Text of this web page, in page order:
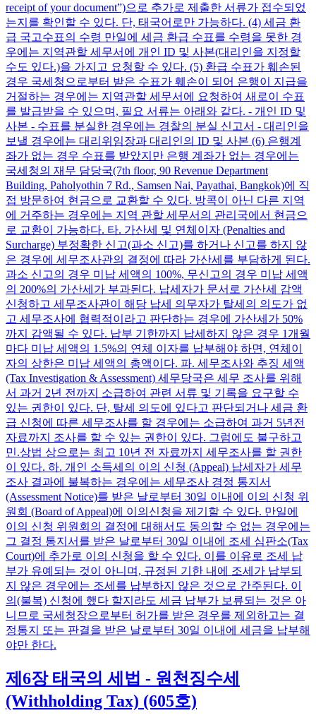
receipt of your document”)으로 추가로 제출한 서류가 접수되었
는지를 확인할 수 있다. 단, 태국어로만 가능하다. (4) 세금 환
급 국고수표의 수령 만일에 세금 환급 수표를 수령을 못한 경
우에는 지역관할 세무서에 개인 ID 및 사본(대리인을 지정할
수도 있다.)을 가지고 요청할 수 있다. (5) 환급 수표가 훼손된
경우 국세청으로부터 받은 수표가 훼손이 되어 은행이 지급을
거절하는 경우에는 지역관할 세무서에 요청하여 새로이 수표
를 발급받을 수 있으며, 필요 서류는 아래와 같다. - 개인 ID 및
사본 - 수표를 분실한 경우에는 경찰의 분실 신고서 - 대리인을
보낼 경우에는 대리위임장과 대리인의 ID 및 사본 (6) 은행계
좌가 없는 경우 수표를 받았지만 은행 계좌가 없는 경우에는
국세청의 재무 담당국(7th floor, 90 Revenue Department
Building, Paholyothin 7 Rd., Samsen Nai, Payathai, Bangkok)에 직
접 방문하여 현금으로 교환할 수 있다. 방콕이 아닌 다른 지역
에 거주하는 경우에는 지역 관할 세무서의 관리국에서 현금으
로 교환이 가능하다. 타. 가산세 및 연체이자 (Penalties and
Surcharge) 부정확한 신고(과소 신고)를 하거나 신고를 하지 않
은 경우에 세무조사관의 결정에 따라 가산세를 부담하게 된다.
과소 신고의 경우 미납 세액의 100%, 무신고의 경우 미납 세액
의 200%의 가산세가 부과된다. 납세자가 문서로 가산세 감액
신청하고 세무조사관이 해당 납세 의무자가 탈세의 의도가 없
고 세무조사에 협력적이라고 판단하는 경우에 가산세가 50%
까지 감액될 수 있다. 납부 기한까지 납세하지 않은 경우 1개월
마다 미납 세액의 1.5%의 연체 이자를 납부해야 하면, 연체이
자의 상한은 미납 세액의 총액이다. 파. 세무조사와 추징 세액
(Tax Investigation & Assessment) 세무당국은 세무 조사를 위해
서 과거 2년 전까지 소급하여 관련 서류 및 기록을 요구할 수
있는 권한이 있다. 단, 탈세 의도에 있다고 판단되거나 세금 환
급 신청에 따른 세무조사를 할 경우에는 소급하여 과거 5년전
자료까지 조사를 할 수 있는 권한이 있다. 그럼에도 불구하고
민.상법 상으로는 최고 10년 전 자료까지 세무조사를 할 권한
이 있다. 하. 개인 소득세의 이의 신청 (Appeal) 납세자가 세무
조사 결과에 불복하는 경우에는 세무조사 경정 통지서
(Assessment Notice)를 받은 날로부터 30일 이내에 이의 신청 위
원회 (Board of Appeal)에 이의신청을 제기할 수 있다. 만일에
이의 신청 위원회의 결정에 대해서도 동의할 수 없는 경우에는
그 결정 통지서를 받은 날로부터 30일 이내에 조세 심판소(Tax
Court)에 추가로 이의 신청을 할 수 있다. 이를 이유로 조세 납
부가 유예되는 것이 아니며, 규정된 기한 내에 조세가 납부되
지 않은 경우에는 조세를 납부하지 않은 것으로 간주된다. 이
의(불복) 신청에 했다 할지라도 세금 납부가 보류되는 것은 아
니므로 국세청장으로부터 허가를 받은 경우를 제외하고는 결
정통지 또는 판결을 받은 날로부터 30일 이내에 세금을 납부해
야만 한다.
제6장 태국의 세법 - 원천징수세
(Withholding Tax) (605호)